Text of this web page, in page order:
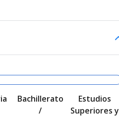
Bachillerato
/
Estudios
Superiores y